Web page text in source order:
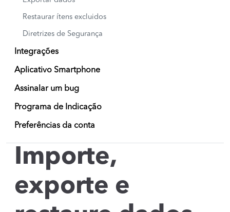
Restaurar ítens excluidos
Diretrizes de Segurança
Integrações
Aplicativo Smartphone
Assinalar um bug
Programa de Indicação
Preferências da conta
Importe,
exporte e